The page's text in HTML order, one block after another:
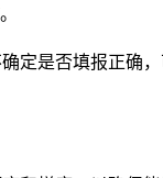
定是否填报正确